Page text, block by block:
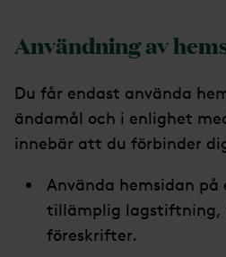
Användning av
Du får endast använda
ändamål och i enlighet
innebär att du förbinder
Använda hemsidan
tillämplig lagstiftning,
föreskrifter.